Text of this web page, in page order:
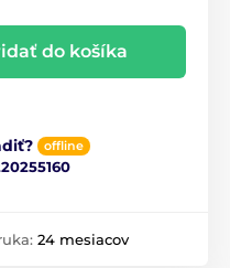
do košíka
offline
24 mesiacov